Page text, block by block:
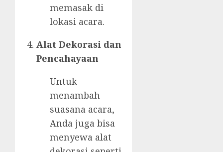
memasak di
lokasi acara.
Alat Dekorasi dan
Pencahayaan
Untuk
menambah
suasana acara,
Anda juga bisa
menyewa alat